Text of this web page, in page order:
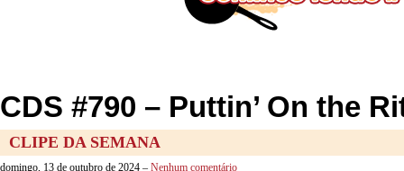
CDS #790 – Puttin’ On the
CLIPE DA SEMANA
domingo, 13 de outubro de 2024 – Nenhum comentário